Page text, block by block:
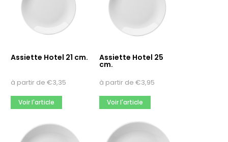
Assiette Hotel 21 cm.
à partir de €3,35
Voir l'article
Assiette Hotel 25
cm.
à partir de€3,95
Voir l'article